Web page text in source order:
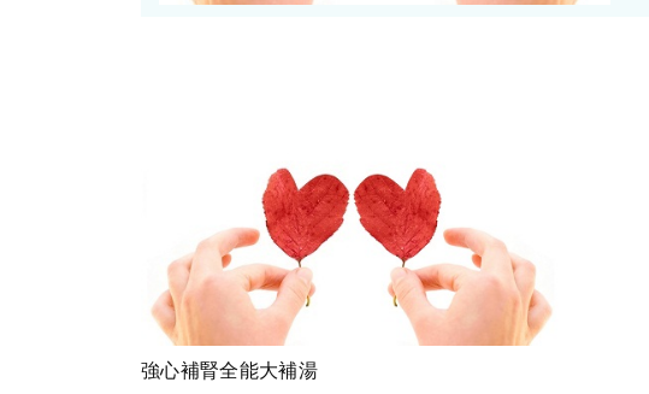
強心補腎全能大補湯